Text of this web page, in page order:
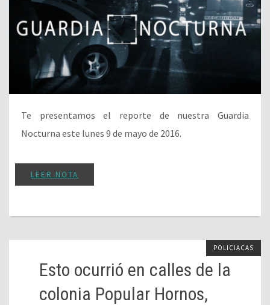
Te presentamos el reporte de nuestra Guardia
Nocturna este lunes 9 de mayo de 2016.
LEER NOTA
POLICIACAS
Esto ocurrió en calles de la
colonia Popular Hornos,